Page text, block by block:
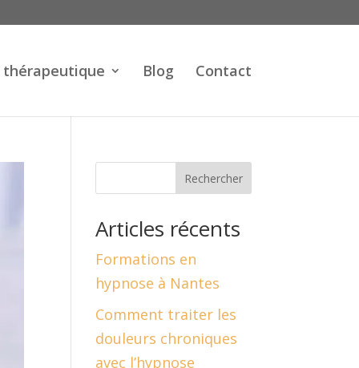
thérapeutique Blog Contact
Rechercher
Articles récents
Formations en
hypnose à Nantes
Comment traiter les
douleurs chroniques
avec l’hypnose